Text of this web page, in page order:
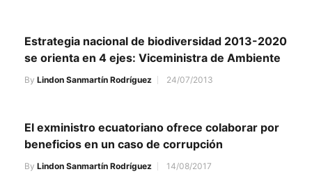
Estrategia nacional de biodiversidad 2013-2020
se orienta en 4 ejes: Viceministra de Ambiente
By Lindon Sanmartín Rodríguez 24/07/2013
El exministro ecuatoriano ofrece colaborar por
beneficios en un caso de corrupción
By Lindon Sanmartín Rodríguez 14/08/2017